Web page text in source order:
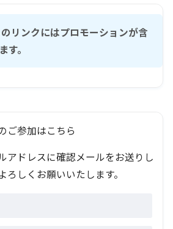
リンクにはプロモーションが含
す。
ご参加はこちら
アドレスに確認メールをお送りし
しくお願いいたします。